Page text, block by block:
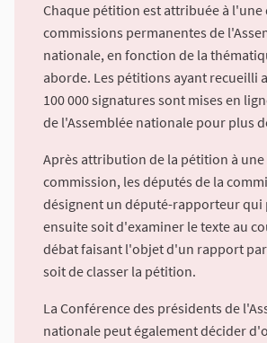
Chaque pétition est attribuée à l'une
commissions permanentes de
nationale, en fonction de la
aborde. Les pétitions ayant recueilli
100 000 signatures sont mises en
de l'Assemblée nationale pour plus
Après attribution de la pétition à une
commission, les députés de la
désignent un député-rapporteur qui
ensuite soit d'examiner le texte au
débat faisant l'objet d'un rapport
soit de classer la pétition.
La Conférence des présidents de
nationale peut également décider